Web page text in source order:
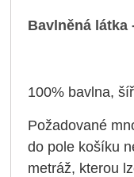
Bavlněná látka
100% bavlna,
Požadované
do pole košíku
metráž, kterou